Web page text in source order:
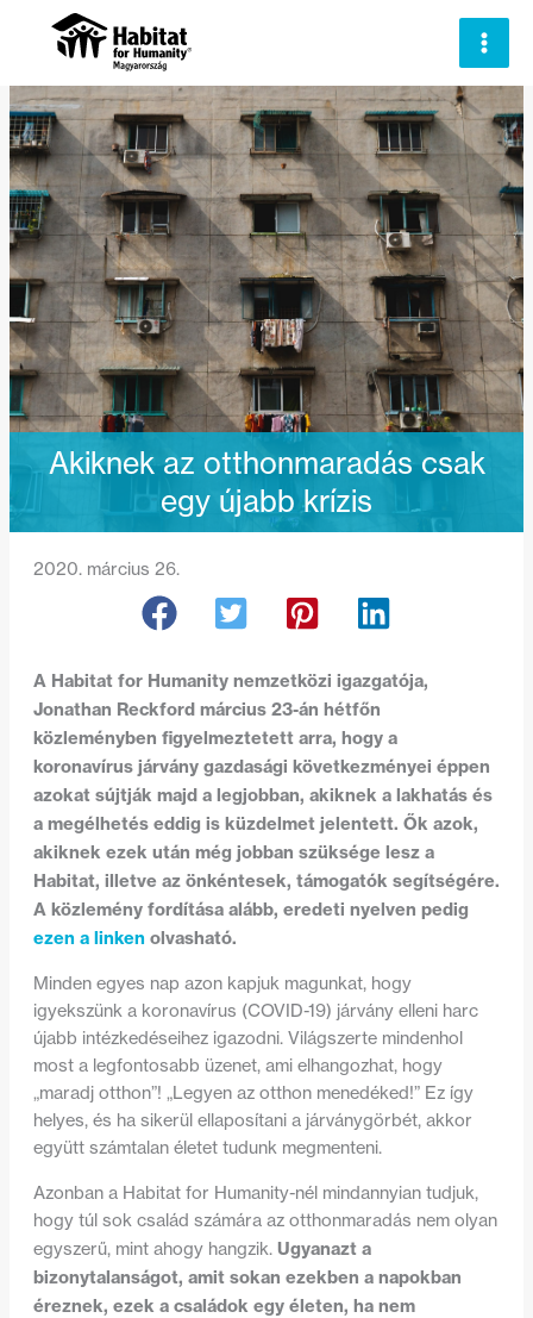
Akiknek az otthonmaradás csak
egy újabb krízis
2020. március 26.
A Habitat for Humanity nemzetközi igazgatója,
Jonathan Reckford március 23-án hétfőn
közleményben figyelmeztetett arra, hogy a
koronavírus járvány gazdasági következményei éppen
azokat sújtják majd a legjobban, akiknek a lakhatás és
a megélhetés eddig is küzdelmet jelentett. Ők azok,
akiknek ezek után még jobban szüksége lesz a
Habitat, illetve az önkéntesek, támogatók segítségére.
A közlemény fordítása alább, eredeti nyelven pedig
ezen a linken olvasható.
Minden egyes nap azon kapjuk magunkat, hogy
igyekszünk a koronavírus (COVID-19) járvány elleni harc
újabb intézkedéseihez igazodni. Világszerte mindenhol
most a legfontosabb üzenet, ami elhangozhat, hogy
„maradj otthon”! „Legyen az otthon menedéked!” Ez így
helyes, és ha sikerül ellaposítani a járványgörbét, akkor
együtt számtalan életet tudunk megmenteni.
Azonban a Habitat for Humanity-nél mindannyian tudjuk,
hogy túl sok család számára az otthonmaradás nem olyan
egyszerű, mint ahogy hangzik. Ugyanazt a
bizonytalanságot, amit sokan ezekben a napokban
éreznek, ezek a családok egy életen, ha nem